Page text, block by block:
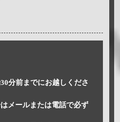
分前までにお越しくださ
メールまたは電話で必ず